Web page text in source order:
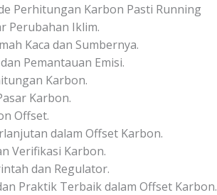
Perhitungan Karbon Pasti Running
Perubahan Iklim.
Kaca dan Sumbernya.
Pemantauan Emisi.
Karbon.
Karbon.
Offset.
dalam Offset Karbon.
Verifikasi Karbon.
dan Regulator.
Praktik Terbaik dalam Offset Karbon.